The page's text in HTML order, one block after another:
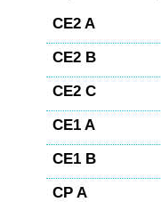
CE2 A
CE2 B
CE2 C
CE1 A
CE1 B
CP A